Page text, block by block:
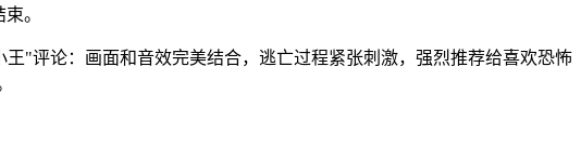
。
"评论：画面和音效完美结合，逃亡过程紧张刺激，强烈推荐给喜欢恐怖